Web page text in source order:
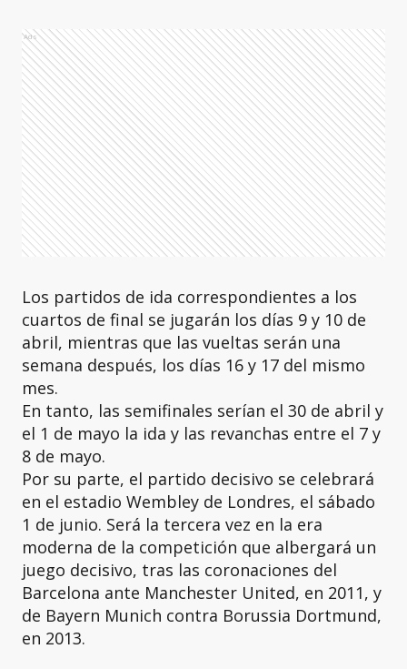
Ads
Los partidos de ida correspondientes a los
cuartos de final se jugarán los días 9 y 10 de
abril, mientras que las vueltas serán una
semana después, los días 16 y 17 del mismo
mes.
En tanto, las semifinales serían el 30 de abril y
el 1 de mayo la ida y las revanchas entre el 7 y
8 de mayo.
Por su parte, el partido decisivo se celebrará
en el estadio Wembley de Londres, el sábado
1 de junio. Será la tercera vez en la era
moderna de la competición que albergará un
juego decisivo, tras las coronaciones del
Barcelona ante Manchester United, en 2011, y
de Bayern Munich contra Borussia Dortmund,
en 2013.